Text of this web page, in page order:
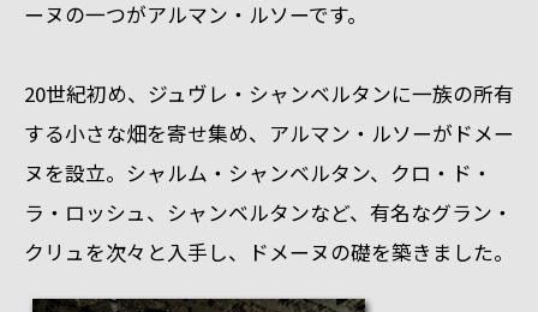
ーヌの一つがアルマン・ルソーです。
20世紀初め、ジュヴレ・シャンベルタンに一族の所有
する小さな畑を寄せ集め、アルマン・ルソーがドメー
ヌを設立。シャルム・シャンベルタン、クロ・ド・
ラ・ロッシュ、シャンベルタンなど、有名なグラン・
クリュを次々と入手し、ドメーヌの礎を築きました。